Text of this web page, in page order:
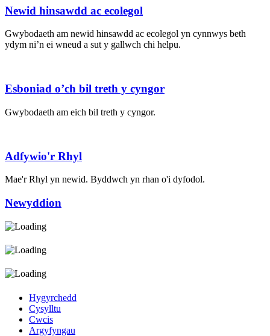
Newid hinsawdd ac ecolegol
Gwybodaeth am newid hinsawdd ac ecolegol yn cynnwys beth
ydym ni’n ei wneud a sut y gallwch chi helpu.
Esboniad o’ch bil treth y cyngor
Gwybodaeth am eich bil treth y cyngor.
Adfywio'r Rhyl
Mae'r Rhyl yn newid. Byddwch yn rhan o'i dyfodol.
Newyddion
Hygyrchedd
Cysylltu
Cwcis
Argyfyngau